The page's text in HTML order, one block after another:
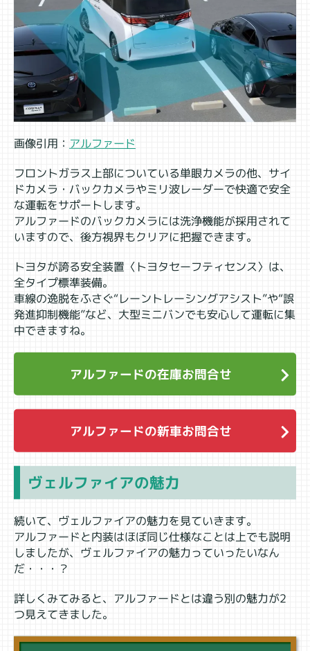
画像引用： アルファード
フロントガラス上部についている単眼カメラの他、サイ
ドカメラ・バックカメラやミリ波レーダーで快適で安全
な運転をサポートします。
アルファードのバックカメラには洗浄機能が採用されて
いますので、後方視界もクリアに把握できます。
トヨタが誇る安全装置〈トヨタセーフティセンス〉は、
全タイプ標準装備。
車線の逸脱をふさぐ“レーントレーシングアシスト”や“誤
発進抑制機能”など、大型ミニバンでも安心して運転に集
中できますね。
アルファードの在庫お問合せ
アルファードの新車お問合せ
ヴェルファイアの魅力
続いて、ヴェルファイアの魅力を見ていきます。
アルファードと内装はほぼ同じ仕様なことは上でも説明
しましたが、ヴェルファイアの魅力っていったいなん
だ・・・？
詳しくみてみると、アルファードとは違う別の魅力が2
つ見えてきました。